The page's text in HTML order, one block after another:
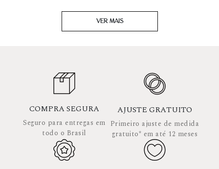
VER MAIS
COMPRA SEGURA
Seguro para entregas em
todo o Brasil
AJUSTE GRATUITO
Primeiro ajuste de medida
gratuito* em até 12 meses